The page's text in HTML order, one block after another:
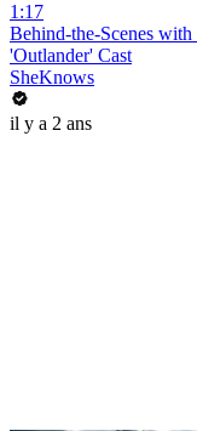
1:17
Behind-the-Scenes
'Outlander' Cast
SheKnows
il y a 2 ans